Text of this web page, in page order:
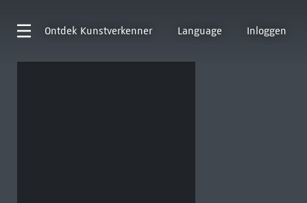
Ontdek Kunstverkenner Language Inloggen